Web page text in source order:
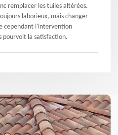
remplacer les tuiles altérées.
laborieux, mais changer
cependant l'intervention
pourvoit la satisfaction.